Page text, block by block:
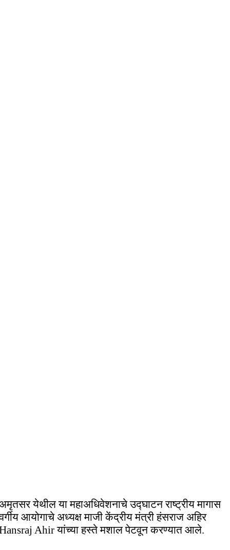
येथील या महाअधिवेशनाचे उद्घाटन राष्ट्रीय मागास
आयोगाचे अध्यक्ष माजी केंद्रीय मंत्री हंसराज अहिर
Ahir यांच्या हस्ते मशाल पेटवून करण्यात आले.